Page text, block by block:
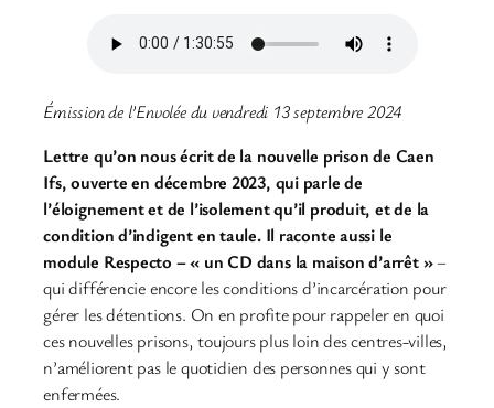
Émission de l’Envolée du vendredi 13 septembre 2024
Lettre qu’on nous écrit de la nouvelle prison de Caen
Ifs, ouverte en décembre 2023, qui parle de
l’éloignement et de l’isolement qu’il produit, et de la
condition d’indigent en taule. Il raconte aussi le
module Respecto – « un CD dans la maison d’arrêt »–
qui différencie encore les conditions d’incarcération pour
gérer les détentions. On en profite pour rappeler en quoi
ces nouvelles prisons, toujours plus loin des centres-villes,
n’améliorent pas le quotidien des personnes qui y sont
enfermées.